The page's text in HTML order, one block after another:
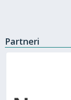
Partneri